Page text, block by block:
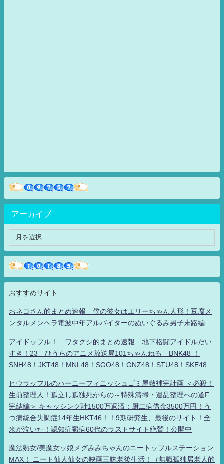
アーカイブ
おすすめサイト
おネコさん的まとめ速報 僕の彼女はエリーちゃん人形！豆腐メ
ンタルメンヘラ電波中年アルバイターのぬいぐるみ男子末路編
アイドッフル！ ワタクシ的まとめ速報 地下格闘アイドルだい
すき！23 ひうらのアニメ放送局101ちゃんねる BNK48 ！
SNH48！JKT48！MNL48！SGO48！GNZ48！STU48！SKE48
ヒウラッフルのハーニーフィニッシュゴミ屋敷補完計画 ＜必殺！
生前整理人！孤立し孤独死からの～特殊清掃・遺品整理への道F
完結編＞ キャッシング計1500万返済：厨二病借金3500万円！う
つ病統合失調症14年生HKT46！！9期研究生、最後のサイト！全
米が泣いた！認知症鬱病60代のラストサイト絶賛！公開中
魔法熟女/美魔女ッ娘メグみみちゃんのニートッフルステーション
MAX！ ニート仙人仙女の映画三昧老後生活！（無職孤独居老人的